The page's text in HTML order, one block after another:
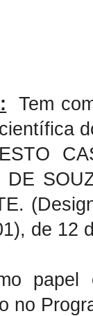
Tem
de 12
papel
no